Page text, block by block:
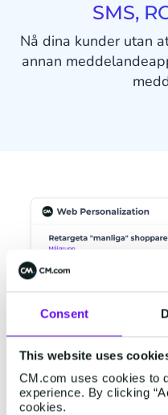
Consent
This website uses
CM.com uses cookies to
experience. By clicking
cookies.
SMS,
Nå dina kunder utan
annan